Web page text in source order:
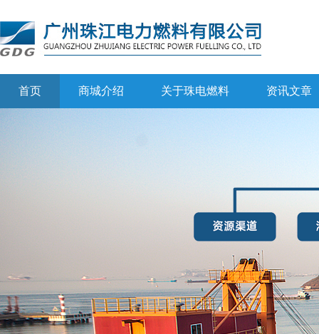
首页 商城介绍 关于珠电燃料 资讯文章